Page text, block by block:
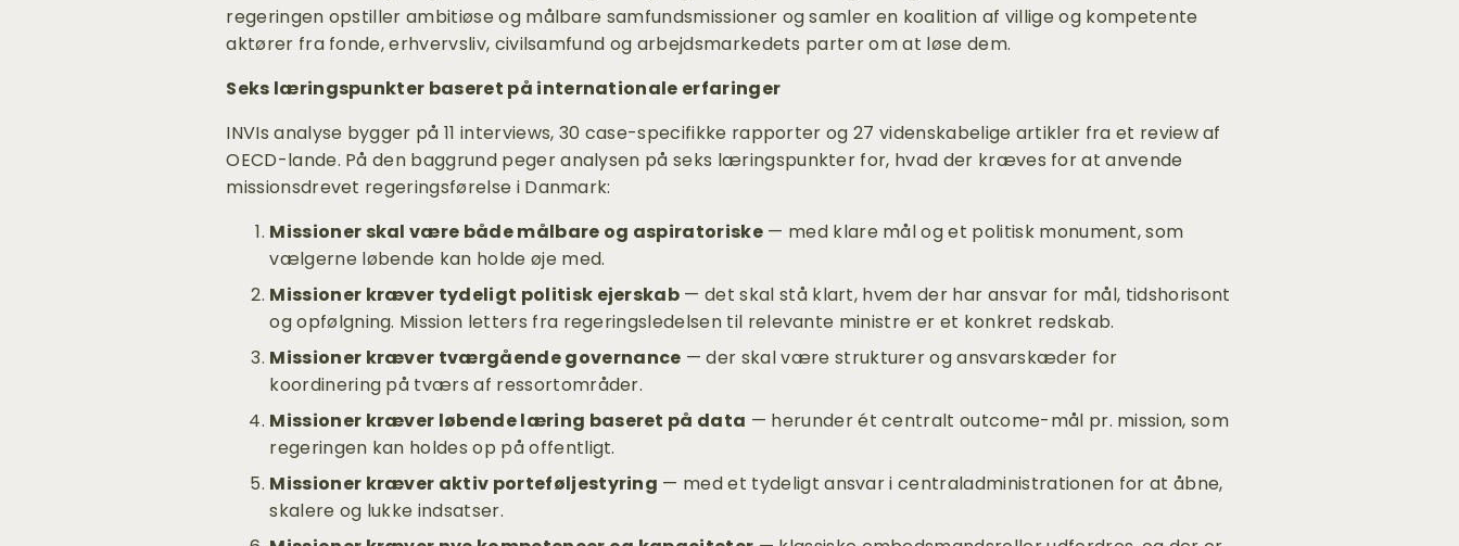
regeringen opstiller ambitiøse og målbare samfundsmissioner og samler en koalition af villige og kompetente
aktører fra fonde, erhvervsliv, civilsamfund og arbejdsmarkedets parter om at løse dem.
Seks læringspunkter baseret på internationale erfaringer
INVIs analyse bygger på 11 interviews, 30 case-specifikke rapporter og 27 videnskabelige artikler fra et review af
OECD-lande. På den baggrund peger analysen på seks læringspunkter for, hvad der kræves for at anvende
missionsdrevet regeringsførelse i Danmark:
Missioner skal være både målbare og aspiratoriske — med klare mål og et politisk monument, som
vælgerne løbende kan holde øje med.
Missioner kræver tydeligt politisk ejerskab — det skal stå klart, hvem der har ansvar for mål, tidshorisont
og opfølgning. Mission letters fra regeringsledelsen til relevante ministre er et konkret redskab.
Missioner kræver tværgående governance — der skal være strukturer og ansvarskæder for
koordinering på tværs af ressortområder.
Missioner kræver løbende læring baseret på data — herunder ét centralt outcome-mål pr. mission, som
regeringen kan holdes op på offentligt.
Missioner kræver aktiv porteføljestyring — med et tydeligt ansvar i centraladministrationen for at åbne,
skalere og lukke indsatser.